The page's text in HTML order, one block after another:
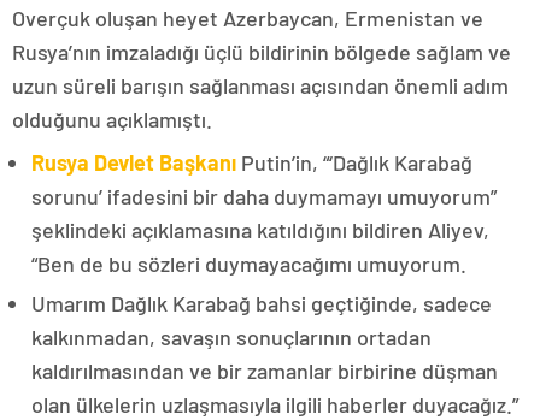
Overçuk oluşan heyet Azerbaycan, Ermenistan ve
Rusya’nın imzaladığı üçlü bildirinin bölgede sağlam ve
uzun süreli barışın sağlanması açısından önemli adım
olduğunu açıklamıştı.
Rusya Devlet Başkanı Putin’in, “‘Dağlık Karabağ
sorunu’ ifadesini bir daha duymamayı umuyorum”
şeklindeki açıklamasına katıldığını bildiren Aliyev,
“Ben de bu sözleri duymayacağımı umuyorum.
Umarım Dağlık Karabağ bahsi geçtiğinde, sadece
kalkınmadan, savaşın sonuçlarının ortadan
kaldırılmasından ve bir zamanlar birbirine düşman
olan ülkelerin uzlaşmasıyla ilgili haberler duyacağız.”